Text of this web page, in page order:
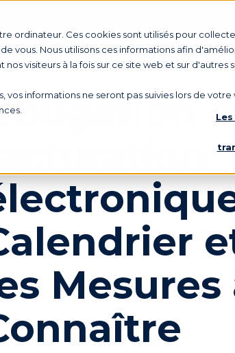
ordinateur. Ces cookies sont utilisés pour
vous. Nous utilisons ces informations afin
visiteurs à la fois sur ce site web et sur
vos informations ne seront pas suivies lors de
Produit Votre rôle
Mesures